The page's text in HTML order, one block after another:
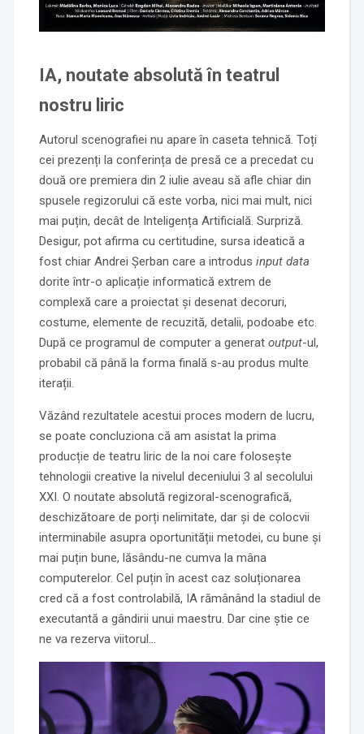
IA, noutate absolută în teatrul
nostru liric
Autorul scenografiei nu apare în caseta tehnică. Toți
cei prezenți la conferința de presă ce a precedat cu
două ore premiera din 2 iulie aveau să afle chiar din
spusele regizorului că este vorba, nici mai mult, nici
mai puțin, decât de Inteligența Artificială. Surpriză.
Desigur, pot afirma cu certitudine, sursa ideatică a
fost chiar Andrei Șerban care a introdus input data
dorite într-o aplicație informatică extrem de
complexă care a proiectat și desenat decoruri,
costume, elemente de recuzită, detalii, podoabe etc.
După ce programul de computer a generat output-ul,
probabil că până la forma finală s-au produs multe
iterații.
Văzând rezultatele acestui proces modern de lucru,
se poate concluziona că am asistat la prima
producție de teatru liric de la noi care folosește
tehnologii creative la nivelul deceniului 3 al secolului
XXI. O noutate absolută regizoral-scenografică,
deschizătoare de porți nelimitate, dar și de colocvii
interminabile asupra oportunității metodei, cu bune și
mai puțin bune, lăsându-ne cumva la mâna
computerelor. Cel puțin în acest caz soluționarea
cred că a fost controlabilă, IA rămânând la stadiul de
executantă a gândirii unui maestru. Dar cine știe ce
ne va rezerva viitorul…